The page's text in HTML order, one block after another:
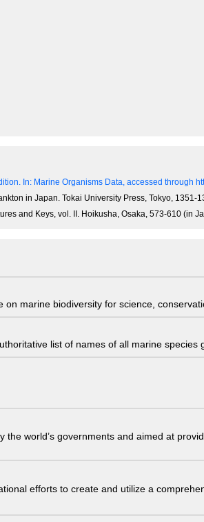
In: Marine Organisms Data, accessed through
in Japan. Tokai University Press, Tokyo, 1351-
and Keys, vol. II. Hoikusha, Osaka, 573-610 (in
marine biodiversity for science,
list of names of all marine species
world’s governments and aimed at
efforts to create and utilize a